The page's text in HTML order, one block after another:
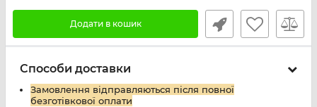
Додати в кошик
Способи доставки
Замовлення відправляються після повної
безготівкової оплати